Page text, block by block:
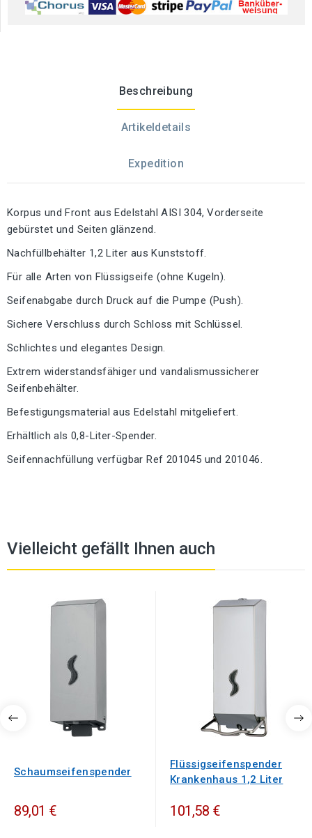
Beschreibung
Artikeldetails
Expedition
Korpus und Front aus Edelstahl AISI 304, Vorderseite
gebürstet und Seiten glänzend.
Nachfüllbehälter 1,2 Liter aus Kunststoff.
Für alle Arten von Flüssigseife (ohne Kugeln).
Seifenabgabe durch Druck auf die Pumpe (Push).
Sichere Verschluss durch Schloss mit Schlüssel.
Schlichtes und elegantes Design.
Extrem widerstandsfähiger und vandalismussicherer
Seifenbehälter.
Befestigungsmaterial aus Edelstahl mitgeliefert.
Erhältlich als 0,8-Liter-Spender.
Seifennachfüllung verfügbar Ref 201045 und 201046.
Vielleicht gefällt Ihnen auch
Schaumseifenspender
89,01 €
Flüssigseifenspender
Krankenhaus 1,2 Liter
101,58 €